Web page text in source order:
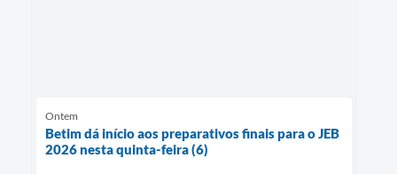
Ontem
Betim dá início aos preparativos finais para o JEB
2026 nesta quinta-feira (6)